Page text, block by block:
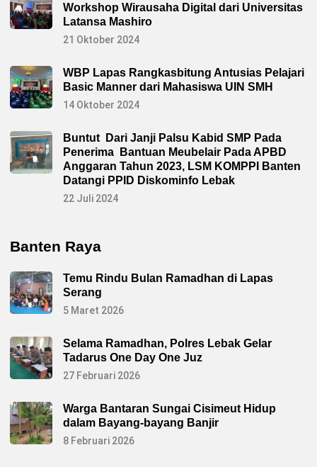
Workshop Wirausaha Digital dari Universitas
Latansa Mashiro
21 Oktober 2024
WBP Lapas Rangkasbitung Antusias Pelajari
Basic Manner dari Mahasiswa UIN SMH
14 Oktober 2024
Buntut Dari Janji Palsu Kabid SMP Pada
Penerima Bantuan Meubelair Pada APBD
Anggaran Tahun 2023, LSM KOMPPI Banten
Datangi PPID Diskominfo Lebak
22 Juli 2024
Banten Raya
Temu Rindu Bulan Ramadhan di Lapas
Serang
5 Maret 2026
Selama Ramadhan, Polres Lebak Gelar
Tadarus One Day One Juz
27 Februari 2026
Warga Bantaran Sungai Cisimeut Hidup
dalam Bayang-bayang Banjir
8 Februari 2026